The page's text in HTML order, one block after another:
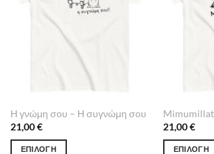
Η γνώμη σου – Η συγνώμη σου
21,00€
ΕΠΙΛΟΓΉ
21,00€
ΕΠΙΛΟΓΉ